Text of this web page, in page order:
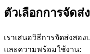
ตัวเลือกการจัดส่ง
เราเสนอวิธีการจัดส่งส
และความพร้อมใช้งาน: